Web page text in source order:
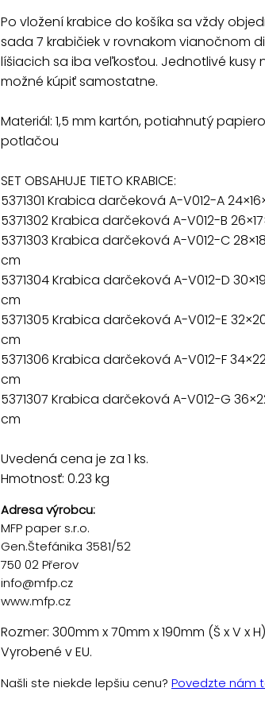
Po vložení krabice do košíka sa vždy
sada 7 krabičiek v rovnakom vianočnom
líšiacich sa iba veľkosťou. Jednotlivé kusy
možné kúpiť samostatne.
Materiál: 1,5 mm kartón, potiahnutý
potlačou
SET OBSAHUJE TIETO KRABICE:
5371301 Krabica darčeková A-V012-A
5371302 Krabica darčeková A-V012-B
5371303 Krabica darčeková A-V012-C
cm
5371304 Krabica darčeková A-V012-D
cm
5371305 Krabica darčeková A-V012-E
cm
5371306 Krabica darčeková A-V012-F
cm
5371307 Krabica darčeková A-V012-G
cm
Uvedená cena je za 1 ks.
Hmotnosť: 0.23 kg
Adresa výrobcu:
MFP paper s.r.o.
Gen.Štefánika 3581/52
750 02 Přerov
info@mfp.cz
www.mfp.cz
Rozmer: 300mm x 70mm x 190mm (Š x V x H)
Vyrobené v EU.
Našli ste niekde lepšiu cenu? Povedzte nám